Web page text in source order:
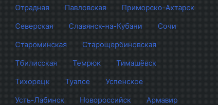
Отрадная
Павловская
Приморско-Ахтарск
Северская
Славянск-на-Кубани
Сочи
Староминская
Старощербиновская
Тбилисская
Темрюк
Тимашёвск
Тихорецк
Туапсе
Успенское
Усть-Лабинск
Новороссийск
Армавир